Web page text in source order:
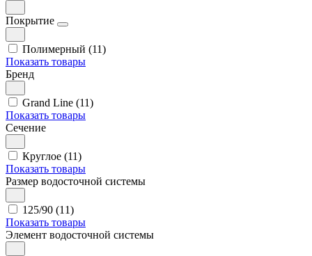
Покрытие
Полимерный (11)
Показать товары
Бренд
Grand Line (11)
Показать товары
Сечение
Круглое (11)
Показать товары
Размер водосточной системы
125/90 (11)
Показать товары
Элемент водосточной системы